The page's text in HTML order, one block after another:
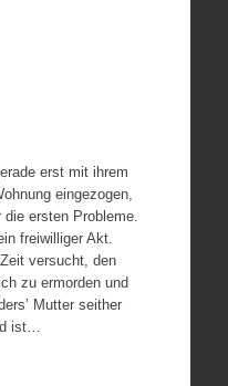
erst mit ihrem
eingezogen,
ersten Probleme.
freiwilliger Akt.
versucht, den
zu ermorden und
Mutter seither
ist…